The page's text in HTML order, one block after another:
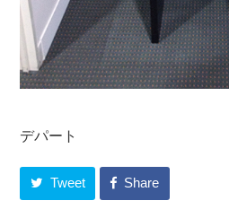
デパート
Tweet Share